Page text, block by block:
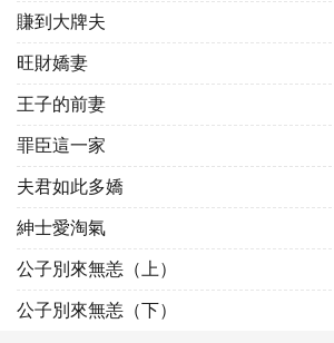
賺到大牌夫
旺財嬌妻
王子的前妻
罪臣這一家
夫君如此多嬌
紳士愛淘氣
公子別來無恙（上）
公子別來無恙（下）